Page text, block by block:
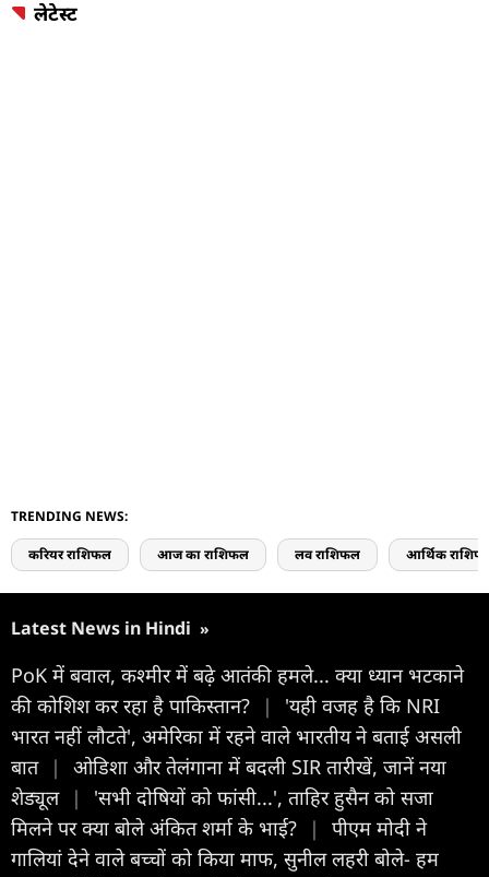
लेटेस्ट
TRENDING NEWS:
करियर राशिफल आज का राशिफल लव राशिफल आर्थिक
Latest News in Hindi »
PoK में बवाल, कश्मीर में बढ़े आतंकी हमले... क्या ध्यान भटकाने
की कोशिश कर रहा है पाकिस्तान?
|
'यही वजह है कि NRI
भारत नहीं लौटते', अमेरिका में रहने वाले भारतीय ने बताई असली
बात |
ओडिशा और तेलंगाना में बदली SIR तारीखें, जानें नया
शेड्यूल |
'सभी दोषियों को फांसी...', ताहिर हुसैन को सजा
मिलने पर क्या बोले अंकित शर्मा के भाई?
|
पीएम मोदी ने
गालियां देने वाले बच्चों को किया माफ, सुनील लहरी बोले- हम